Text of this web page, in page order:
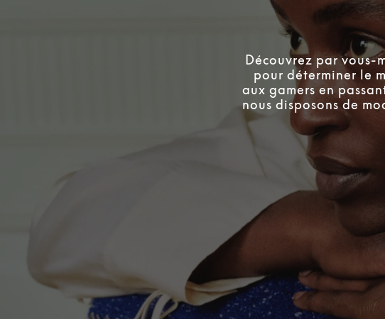
Découvrez par vous-
pour déterminer le
aux gamers en
nous disposons de